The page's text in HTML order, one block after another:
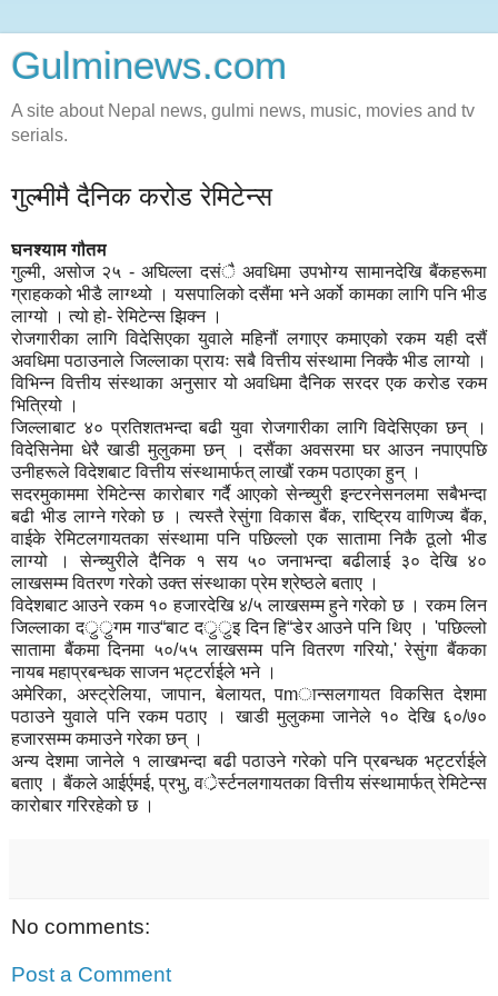
Gulminews.com
A site about Nepal news, gulmi news, music, movies and tv
serials.
गुल्मीमै दैनिक करोड रेमिटेन्स
घनश्याम गौतम
गुल्मी, असोज २५ - अघिल्ला दसंै अवधिमा उपभोग्य सामानदेखि बैंकहरूमा
ग्राहकको भीडै लाग्थ्यो । यसपालिको दसैंमा भने अर्को कामका लागि पनि भीड
लाग्यो । त्यो हो- रेमिटेन्स झिक्न ।
रोजगारीका लागि विदेसिएका युवाले महिनौं लगाएर कमाएको रकम यही दसैं
अवधिमा पठाउनाले जिल्लाका प्रायः सबै वित्तीय संस्थामा निक्कै भीड लाग्यो ।
विभिन्न वित्तीय संस्थाका अनुसार यो अवधिमा दैनिक सरदर एक करोड रकम
भित्रियो ।
जिल्लाबाट ४० प्रतिशतभन्दा बढी युवा रोजगारीका लागि विदेसिएका छन् ।
विदेसिनेमा धेरै खाडी मुलुकमा छन् । दसैंका अवसरमा घर आउन नपाएपछि
उनीहरूले विदेशबाट वित्तीय संस्थामार्फत् लाखौं रकम पठाएका हुन् ।
सदरमुकाममा रेमिटेन्स कारोबार गर्दै आएको सेन्च्युरी इन्टरनेसनलमा सबैभन्दा
बढी भीड लाग्ने गरेको छ । त्यस्तै रेसुंगा विकास बैंक, राष्ट्रिय वाणिज्य बैंक,
वाईके रेमिटलगायतका संस्थामा पनि पछिल्लो एक सातामा निकै ठूलो भीड
लाग्यो । सेन्च्युरीले दैनिक १ सय ५० जनाभन्दा बढीलाई ३० देखि ४०
लाखसम्म वितरण गरेको उक्त संस्थाका प्रेम श्रेष्ठले बताए ।
विदेशबाट आउने रकम १० हजारदेखि ४/५ लाखसम्म हुने गरेको छ । रकम लिन
जिल्लाका दर्ुर्ुगम गाउ“बाट दर्ुर्ुइ दिन हि“डेर आउने पनि थिए । 'पछिल्लो
सातामा बैंकमा दिनमा ५०/५५ लाखसम्म पनि वितरण गरियो,' रेसुंगा बैंकका
नायब महाप्रबन्धक साजन भट्टर्राईले भने ।
अमेरिका, अस्ट्रेलिया, जापान, बेलायत, पmान्सलगायत विकसित देशमा
पठाउने युवाले पनि रकम पठाए । खाडी मुलुकमा जानेले १० देखि ६०/७०
हजारसम्म कमाउने गरेका छन् ।
अन्य देशमा जानेले १ लाखभन्दा बढी पठाउने गरेको पनि प्रबन्धक भट्टर्राईले
बताए । बैंकले आईर्एमई, प्रभु, वर्ेर्स्टनलगायतका वित्तीय संस्थामार्फत् रेमिटेन्स
कारोबार गरिरहेको छ ।
No comments:
Post a Comment